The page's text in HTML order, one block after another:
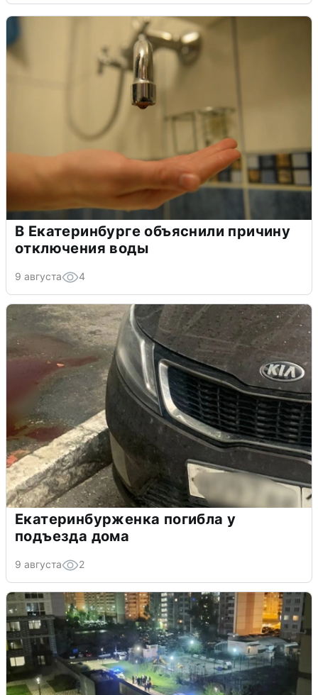
В Екатеринбурге объяснили причину
отключения воды
9 августа 4
Екатеринбурженка погибла у
подъезда дома
9 августа 2